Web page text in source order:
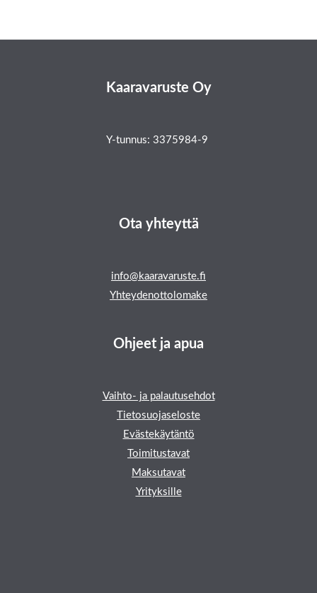
Kaaravaruste Oy
Y-tunnus: 3375984-9
Ota yhteyttä
info@kaaravaruste.fi
Yhteydenottolomake
Ohjeet ja apua
Vaihto- ja palautusehdot
Tietosuojaseloste
Evästekäytäntö
Toimitustavat
Maksutavat
Yrityksille